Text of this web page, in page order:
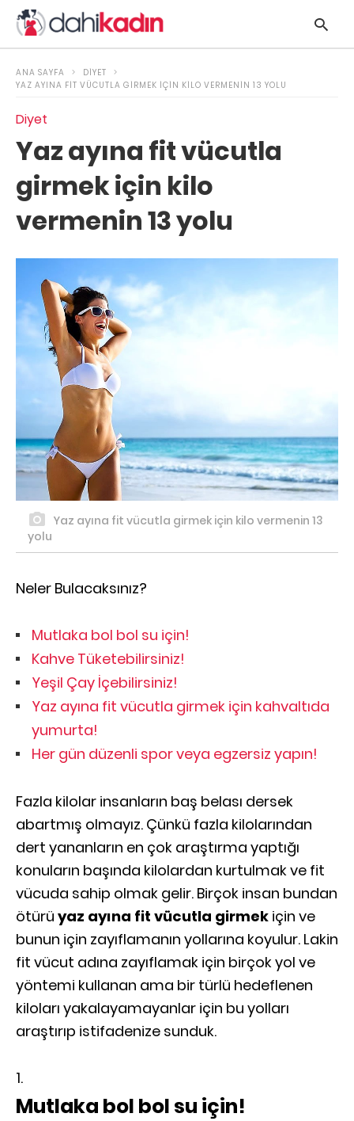
ANA SAYFA
DIYET
YAZ AYINA FIT VÜCUTLA GIRMEK IÇIN KILO VERMENIN 13 YOLU
Diyet
Yaz ayına fit vücutla
girmek için kilo
vermenin 13 yolu
Yaz ayına fit vücutla girmek için kilo vermenin 13
yolu
Neler Bulacaksınız?
Mutlaka bol bol su için!
Kahve Tüketebilirsiniz!
Yeşil Çay İçebilirsiniz!
Yaz ayına fit vücutla girmek için kahvaltıda
yumurta!
Her gün düzenli spor veya egzersiz yapın!
Fazla kilolar insanların baş belası dersek
abartmış olmayız. Çünkü fazla kilolarından
dert yananların en çok araştırma yaptığı
konuların başında kilolardan kurtulmak ve fit
vücuda sahip olmak gelir. Birçok insan bundan
ötürü yaz ayına fit vücutla girmek için ve
bunun için zayıflamanın yollarına koyulur. Lakin
fit vücut adına zayıflamak için birçok yol ve
yöntemi kullanan ama bir türlü hedeflenen
kiloları yakalayamayanlar için bu yolları
araştırıp istifadenize sunduk.
Mutlaka bol bol su için!